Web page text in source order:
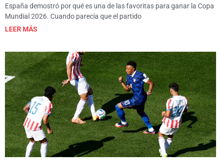
España demostró por qué es una de las favoritas para ganar la Copa
Mundial 2026. Cuando parecía que el partido
LEER MÁS